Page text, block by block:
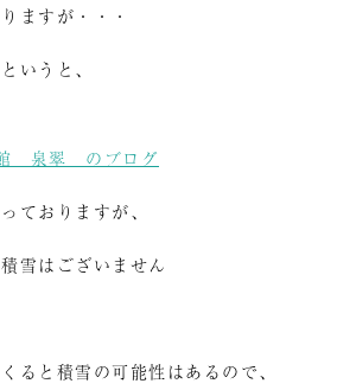
ますが・・・
いうと、
ておりますが、
雪はございません
ると積雪の可能性はあるので、